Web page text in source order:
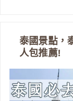
泰國景點，
人包推薦!